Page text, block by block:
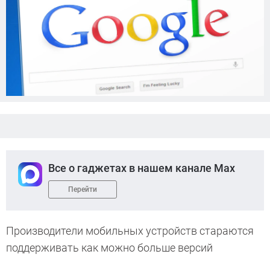
Все о гаджетах в нашем канале Max
Перейти
Производители мобильных устройств стараются
поддерживать как можно больше версий